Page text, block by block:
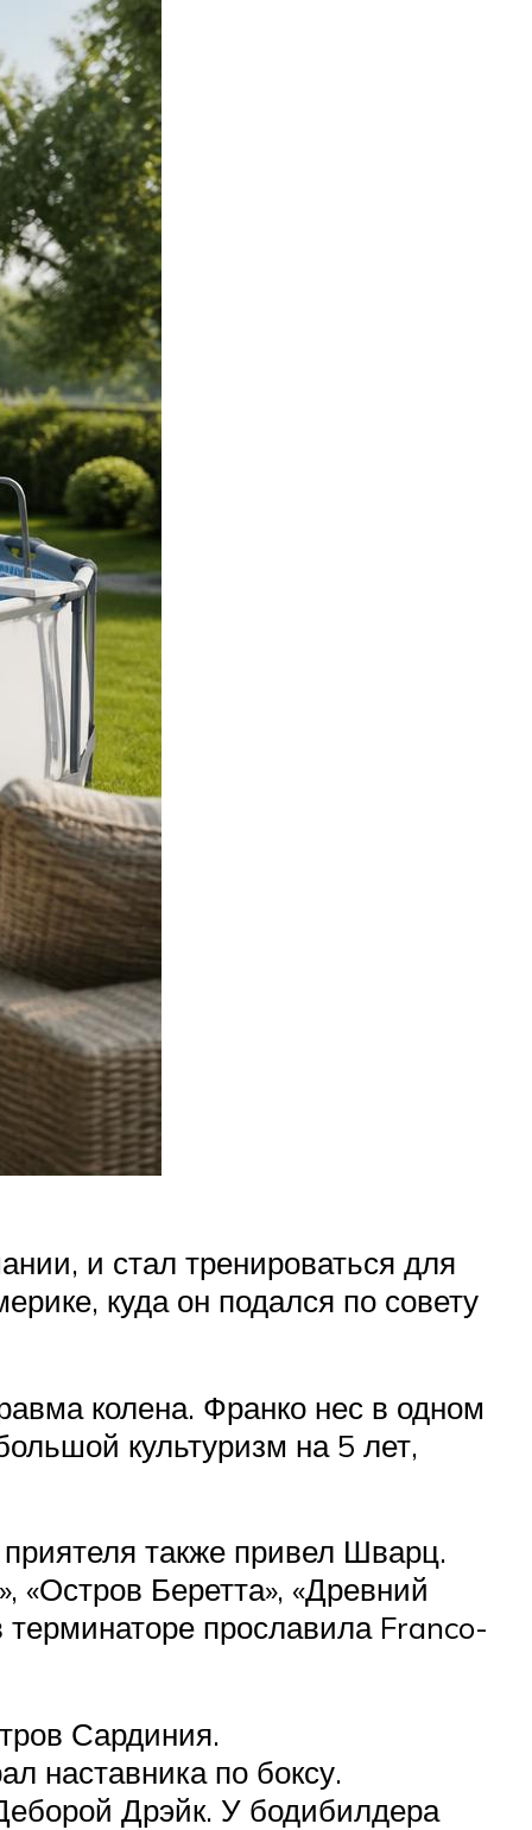
и стал тренироваться для
куда он подался по совету
колена. Франко нес в одном
культуризм на 5 лет,
также привел Шварц.
Беретта», «Древний
терминаторе прославила Franco-
Сардиния.
наставника по боксу.
Дрэйк. У бодибилдера